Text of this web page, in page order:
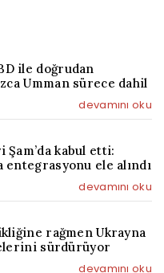
ile doğrudan
Umman sürece dahil
devamını oku
Şam’da kabul etti:
entegrasyonu ele alındı
devamını oku
rağmen Ukrayna
sürdürüyor
devamını oku